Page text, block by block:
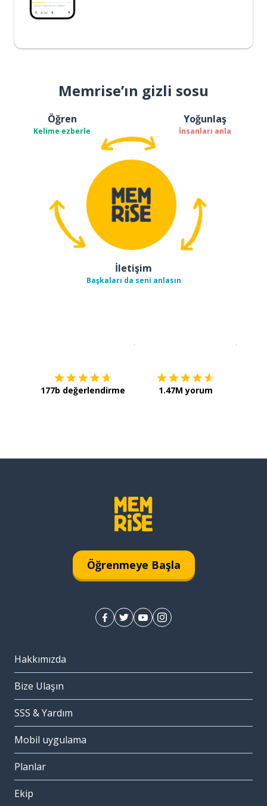
Memrise’ın gizli sosu
Öğren
Kelime ezberle
Yoğunlaş
İnsanları anla
İletişim
Başkaları da seni anlasın
177b değerlendirme 1.47M yorum
Öğrenmeye Başla
Hakkımızda
Bize Ulaşın
SSS & Yardım
Mobil uygulama
Planlar
Ekip